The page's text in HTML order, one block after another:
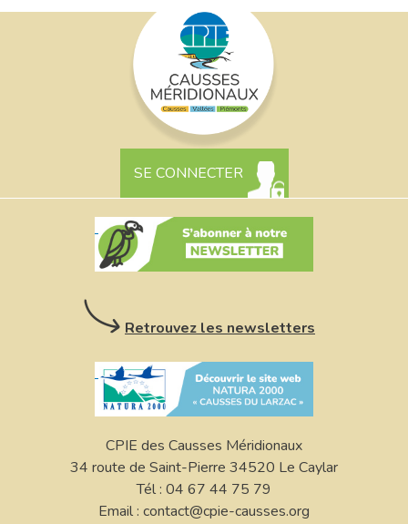
SE CONNECTER
Retrouvez les newsletters
CPIE des Causses Méridionaux
34 route de Saint-Pierre 34520 Le Caylar
Tél : 04 67 44 75 79
Email : contact@cpie-causses.org